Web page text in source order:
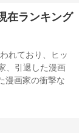
在ランキング
れており、ヒッ
、引退した漫画
漫画家の衝撃な